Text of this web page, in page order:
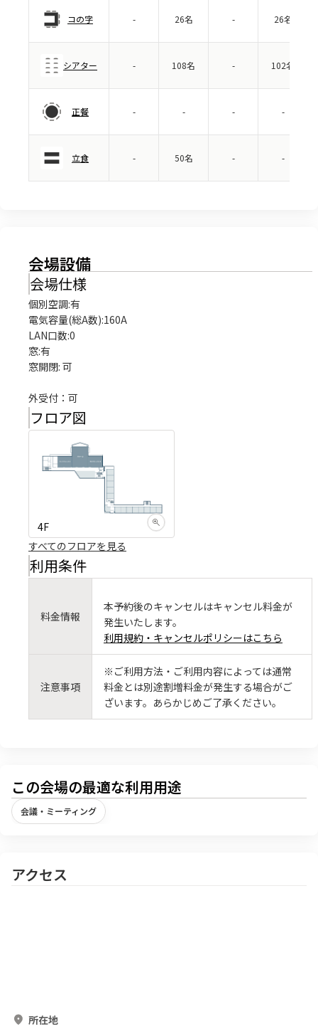
コの字 - 26名 - 26名
シアター - 108名 - 102名
正餐 - - - -
立食 - 50名 - -
会場設備
会場仕様
個別空調:有
電気容量(総A数):160A
LAN口数:0
窓:有
窓開閉: 可
外受付：可
フロア図
4F
すべてのフロアを見る
利用条件
料金情報
本予約後のキャンセルはキャンセル料金が
発生いたします。
利用規約・キャンセルポリシーはこちら
注意事項
※ご利用方法・ご利用内容によっては通常
料金とは別途割増料金が発生する場合がご
ざいます。あらかじめご了承ください。
この会場の最適な利用用途
会議・ミーティング
アクセス
所在地